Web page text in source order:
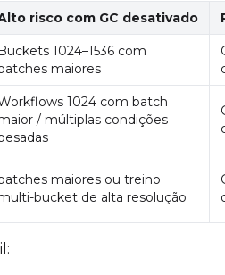
risco com GC desativado
Buckets 1024–1536 com
maiores
1024 com batch
/ múltiplas condições
maiores ou treino
bucket de alta resolução